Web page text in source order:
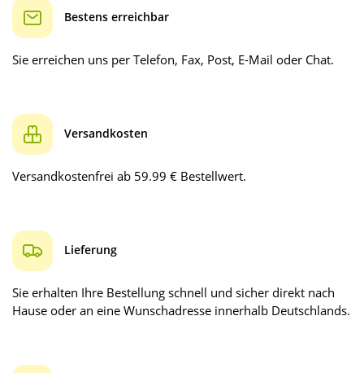
Bestens erreichbar
Sie erreichen uns per Telefon, Fax, Post, E-Mail oder Chat.
Versandkosten
Versandkostenfrei ab 59.99 € Bestellwert.
Lieferung
Sie erhalten Ihre Bestellung schnell und sicher direkt nach
Hause oder an eine Wunschadresse innerhalb Deutschlands.